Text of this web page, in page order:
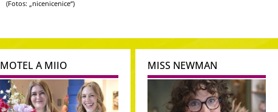
(Fotos: „nicenicenice“)
MOTEL A MIIO MISS NEWMAN